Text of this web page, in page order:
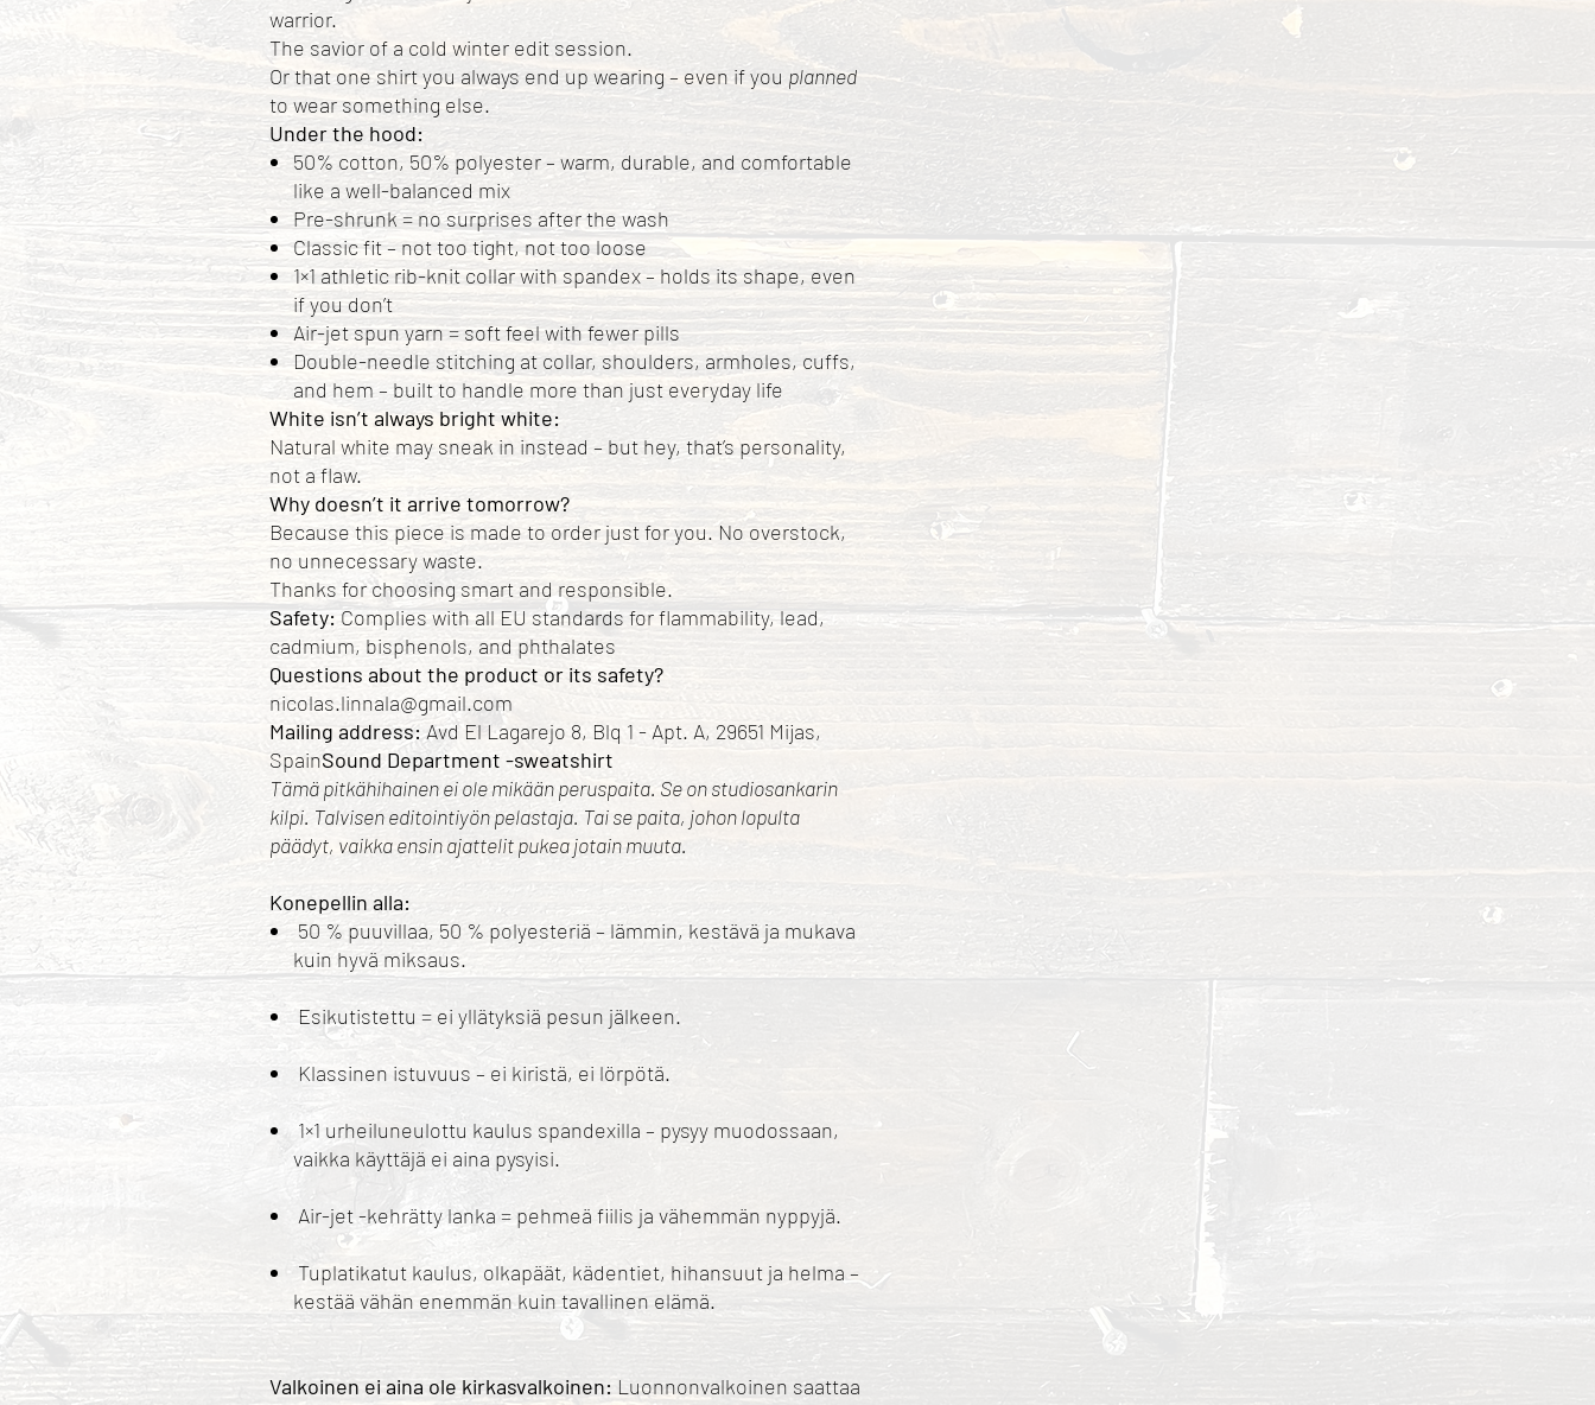
warrior.
The savior of a cold winter edit session.
Or that one shirt you always end up wearing – even if you planned
to wear something else.
Under the hood:
50% cotton, 50% polyester – warm, durable, and comfortable
like a well-balanced mix
Pre-shrunk = no surprises after the wash
Classic fit – not too tight, not too loose
1×1 athletic rib-knit collar with spandex – holds its shape, even
if you don’t
Air-jet spun yarn = soft feel with fewer pills
Double-needle stitching at collar, shoulders, armholes, cuffs,
and hem – built to handle more than just everyday life
White isn’t always bright white:
Natural white may sneak in instead – but hey, that’s personality,
not a flaw.
Why doesn’t it arrive tomorrow?
Because this piece is made to order just for you. No overstock,
no unnecessary waste.
Thanks for choosing smart and responsible.
Safety:Complies with all EU standards for flammability, lead,
cadmium, bisphenols, and phthalates
Questions about the product or its safety?
nicolas.linnala@gmail.com
Mailing address:Avd El Lagarejo 8, Blq 1 - Apt. A, 29651 Mijas,
SpainSound Department -sweatshirt
Tämä pitkähihainen ei ole mikään peruspaita. Se on studiosankarin
kilpi. Talvisen editointiyön pelastaja. Tai se paita, johon lopulta
päädyt, vaikka ensin ajattelit pukea jotain muuta.
Konepellin alla:
50 % puuvillaa, 50 % polyesteriä – lämmin, kestävä ja mukava
kuin hyvä miksaus.
Esikutistettu = ei yllätyksiä pesun jälkeen.
Klassinen istuvuus – ei kiristä, ei lörpötä.
1×1 urheiluneulottu kaulus spandexilla – pysyy muodossaan,
vaikka käyttäjä ei aina pysyisi.
Air-jet -kehrätty lanka = pehmeä fiilis ja vähemmän nyppyjä.
Tuplatikatut kaulus, olkapäät, kädentiet, hihansuut ja helma –
kestää vähän enemmän kuin tavallinen elämä.
Valkoinen ei aina ole kirkasvalkoinen: Luonnonvalkoinen saattaa